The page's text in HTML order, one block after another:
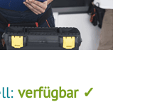
verfügbar ✓